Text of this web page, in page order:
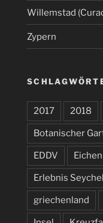
Willemstad
Zypern
2017 2018
Botanischer
EDDV
Erlebnis
griechenland